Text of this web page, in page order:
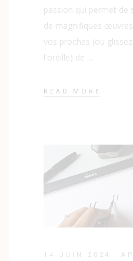
passion qui permet de
de magnifiques
vos proches (ou
l'oreille) de
READ MORE
14 JUIN 2024